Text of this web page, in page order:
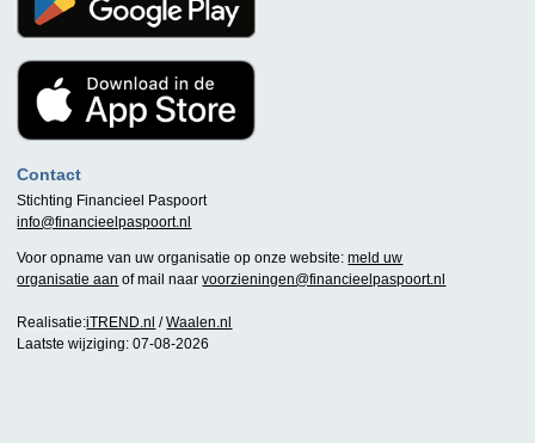
Contact
Stichting Financieel Paspoort
info@financieelpaspoort.nl
Voor opname van uw organisatie op onze website:meld uw
organisatie aan of mail naarvoorzieningen@financieelpaspoort.nl
Realisatie:iTREND.nl /Waalen.nl
Laatste wijziging: 07-08-2026